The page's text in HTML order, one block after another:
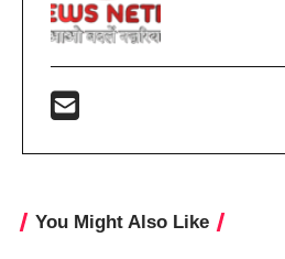
You Might Also Like